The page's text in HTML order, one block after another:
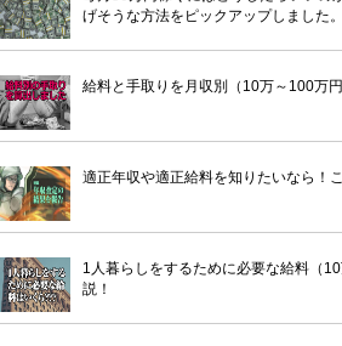
げそうな方法をピックアップしました。
給料と手取りを月収別（10万～100万
適正年収や適正給料を知りたいなら！
1人暮らしをするために必要な給料（
説！